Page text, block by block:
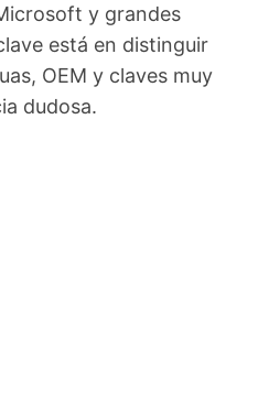
y grandes
está en distinguir
OEM y claves muy
dudosa.